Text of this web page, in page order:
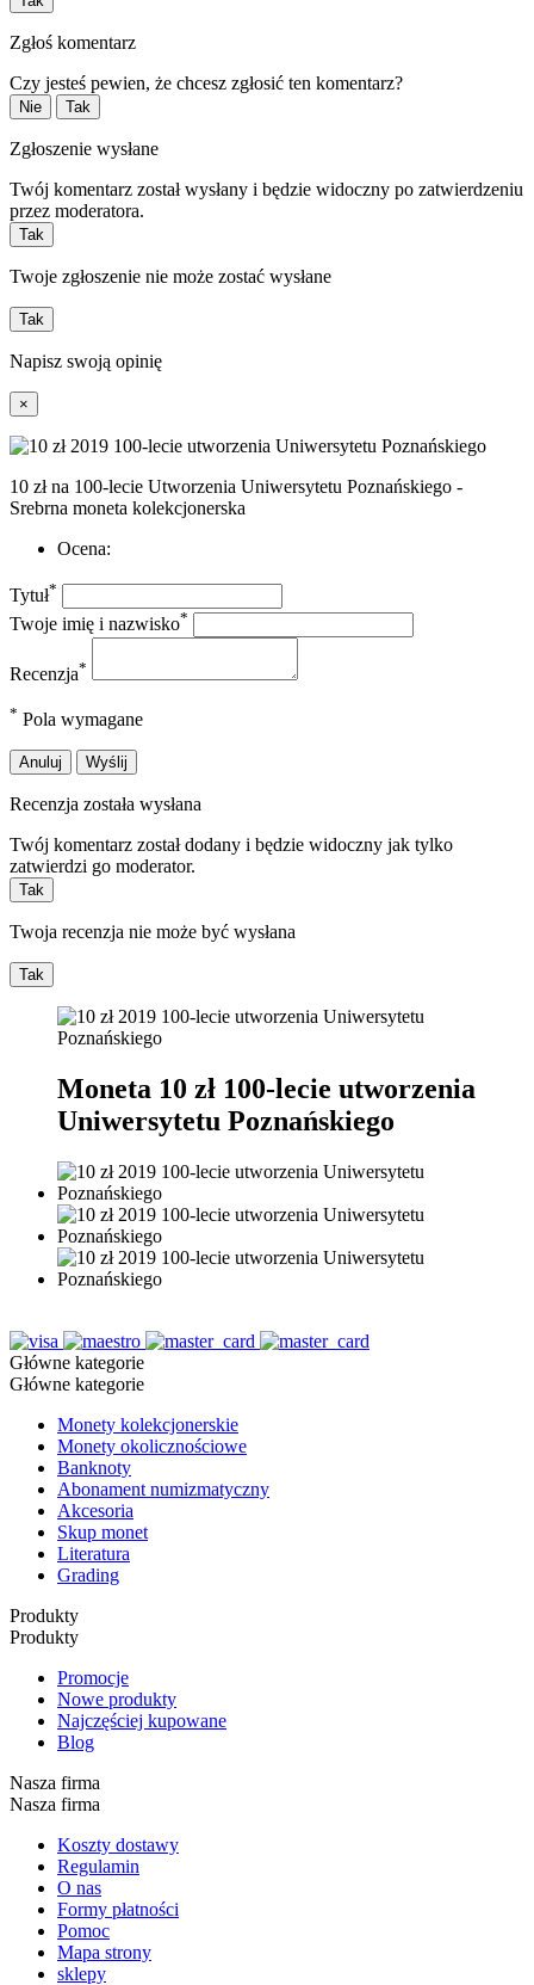
Zgłoś komentarz
Czy jesteś pewien, że chcesz zgłosić ten komentarz?
Nie Tak
Zgłoszenie wysłane
Twój komentarz został wysłany i będzie widoczny po zatwierdzeniu
przez moderatora.
Tak
Twoje zgłoszenie nie może zostać wysłane
Tak
Napisz swoją opinię
×
10 zł na 100-lecie Utworzenia Uniwersytetu Poznańskiego -
Srebrna moneta kolekcjonerska
Ocena:
Tytuł*
Twoje imię i nazwisko*
Recenzja*
* Pola wymagane
Anuluj Wyślij
Recenzja została wysłana
Twój komentarz został dodany i będzie widoczny jak tylko
zatwierdzi go moderator.
Tak
Twoja recenzja nie może być wysłana
Tak
Moneta 10 zł 100-lecie utworzenia
Uniwersytetu Poznańskiego
Główne kategorie
Główne kategorie
Monety kolekcjonerskie
Monety okolicznościowe
Banknoty
Abonament numizmatyczny
Akcesoria
Skup monet
Literatura
Grading
Produkty
Produkty
Promocje
Nowe produkty
Najczęściej kupowane
Blog
Nasza firma
Nasza firma
Koszty dostawy
Regulamin
O nas
Formy płatności
Pomoc
Mapa strony
sklepy